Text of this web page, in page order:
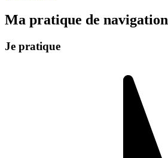
Ma pratique de navigation
Je pratique